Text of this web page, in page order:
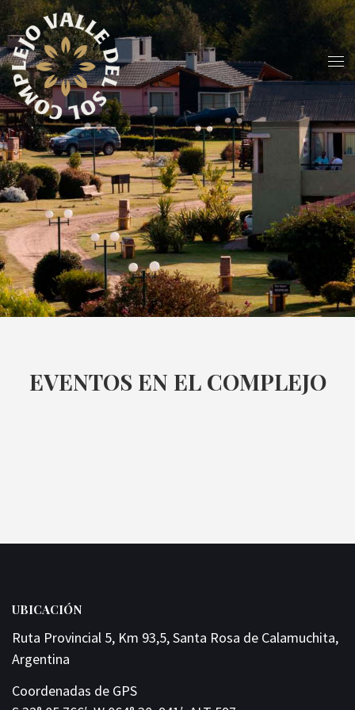
EVENTOS EN EL COMPLEJO
UBICACIÓN
Ruta Provincial 5, Km 93,5, Santa Rosa de Calamuchita,
Argentina
Coordenadas de GPS